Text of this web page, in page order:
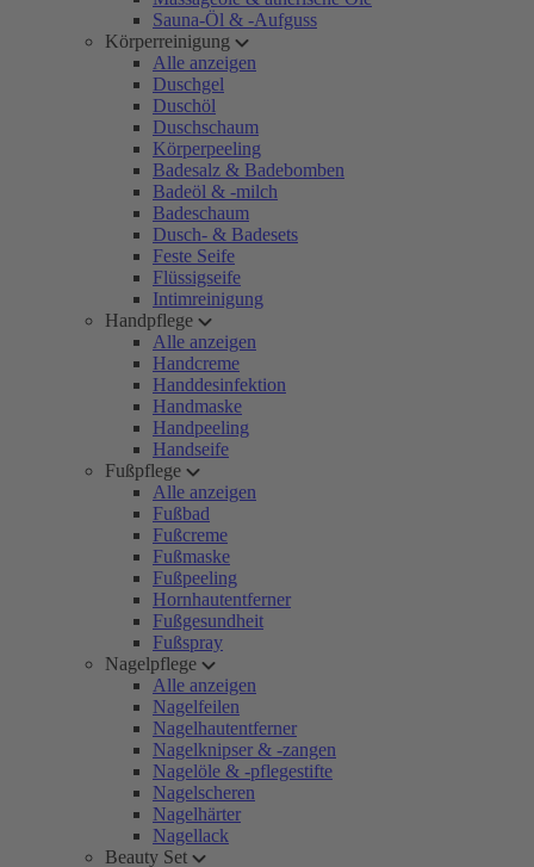
Sauna-Öl & -Aufguss
Körperreinigung
Alle anzeigen
Duschgel
Duschöl
Duschschaum
Körperpeeling
Badesalz & Badebomben
Badeöl & -milch
Badeschaum
Dusch- & Badesets
Feste Seife
Flüssigseife
Intimreinigung
Handpflege
Alle anzeigen
Handcreme
Handdesinfektion
Handmaske
Handpeeling
Handseife
Fußpflege
Alle anzeigen
Fußbad
Fußcreme
Fußmaske
Fußpeeling
Hornhautentferner
Fußgesundheit
Fußspray
Nagelpflege
Alle anzeigen
Nagelfeilen
Nagelhautentferner
Nagelknipser & -zangen
Nagelöle & -pflegestifte
Nagelscheren
Nagelhärter
Nagellack
Beauty Set